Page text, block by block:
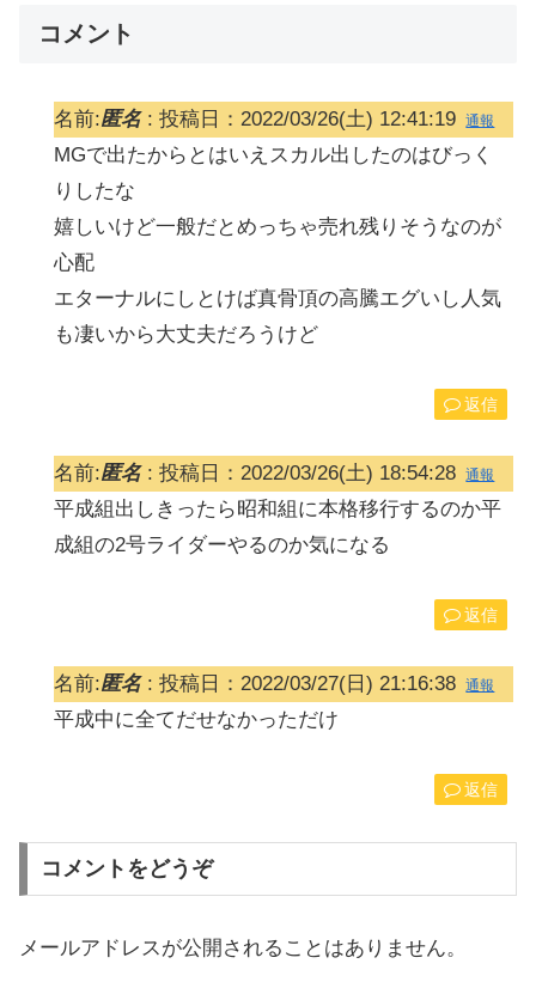
コメント
名前:匿名: 投稿日：2022/03/26(土) 12:41:19 通報
MGで出たからとはいえスカル出したのはびっく
りしたな
嬉しいけど一般だとめっちゃ売れ残りそうなのが
心配
エターナルにしとけば真骨頂の高騰エグいし人気
も凄いから大丈夫だろうけど
返信
名前:匿名: 投稿日：2022/03/26(土) 18:54:28 通報
平成組出しきったら昭和組に本格移行するのか平
成組の2号ライダーやるのか気になる
返信
名前:匿名: 投稿日：2022/03/27(日) 21:16:38 通報
平成中に全てだせなかっただけ
返信
コメントをどうぞ
メールアドレスが公開されることはありません。